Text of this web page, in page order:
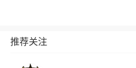
推荐关注